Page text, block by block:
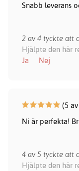
Snabb leverans
2 av 4 tyckte att
Hjälpte den här
Ja
Nej
(5 av
Ni är perfekta!
4 av 5 tyckte att
Hjälpte den här